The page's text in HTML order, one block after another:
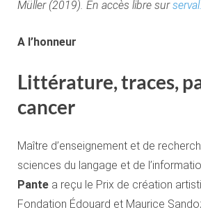
Müller (2019). En accès libre sur
A l’honneur
Littérature, traces,
cancer
Maître d’enseignement et de
sciences du langage et de
Pante a reçu le Prix de création
Fondation Édouard et Maurice